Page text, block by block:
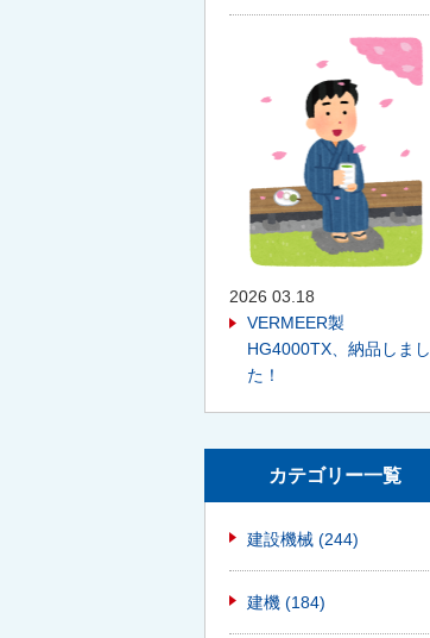
2026 03.18
VERMEER製
HG4000TX、納品しまし
た！
カテゴリー一覧
建設機械 (244)
建機 (184)